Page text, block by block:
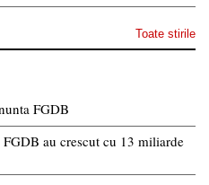
Toate stirile
FGDB
au crescut cu 13 miliarde